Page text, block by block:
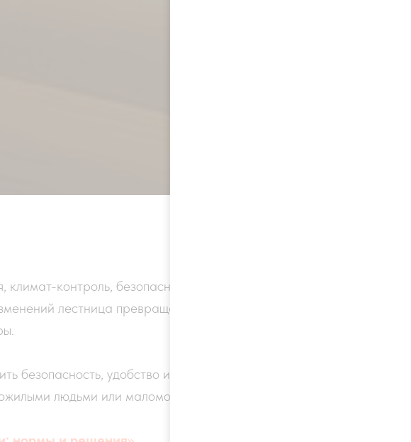
контроль, безопасность, управление
лестница превращается не просто в
безопасность, удобство и
людьми или маломобильными